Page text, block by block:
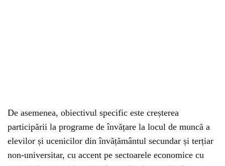
De asemenea, obiectivul specific este creșterea
participării la programe de învățare la locul de muncă a
elevilor și ucenicilor din învățământul secundar și terțiar
non-universitar, cu accent pe sectoarele economice cu